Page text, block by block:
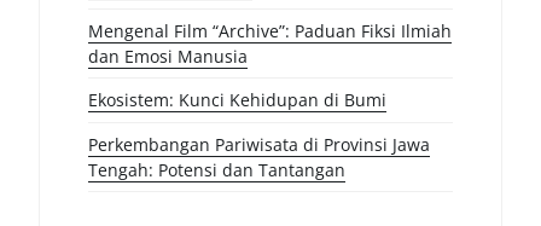
Mengenal Film “Archive”: Paduan Fiksi Ilmiah
dan Emosi Manusia
Ekosistem: Kunci Kehidupan di Bumi
Perkembangan Pariwisata di Provinsi Jawa
Tengah: Potensi dan Tantangan